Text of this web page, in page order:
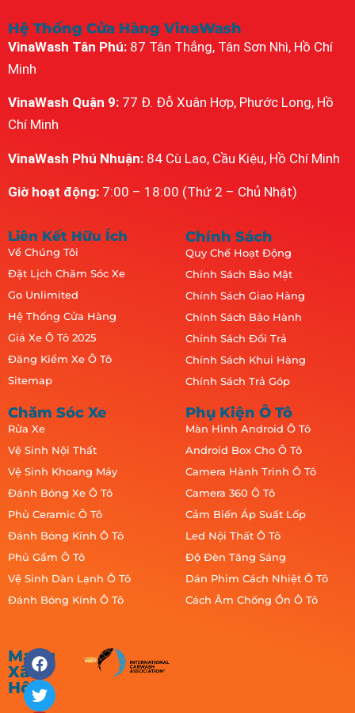
Hệ Thống Cửa Hàng VinaWash
VinaWash Tân Phú: 87 Tân Thắng, Tân Sơn Nhì, Hồ Chí
Minh
VinaWash Quận 9: 77 Đ. Đỗ Xuân Hợp, Phước Long, Hồ
Chí Minh
VinaWash Phú Nhuận: 84 Cù Lao, Cầu Kiệu, Hồ Chí Minh
Giờ hoạt động: 7:00 – 18:00 (Thứ 2 – Chủ Nhật)
Liên Kết Hữu Ích
Về Chúng Tôi
Đặt Lịch Chăm Sóc Xe
Go Unlimited
Hệ Thống Cửa Hàng
Giá Xe Ô Tô 2025
Đăng Kiểm Xe Ô Tô
Sitemap
Chính Sách
Quy Chế Hoạt Động
Chính Sách Bảo Mật
Chính Sách Giao Hàng
Chính Sách Bảo Hành
Chính Sách Đổi Trả
Chính Sách Khui Hàng
Chính Sách Trả Góp
Chăm Sóc Xe
Rửa Xe
Vệ Sinh Nội Thất
Vệ Sinh Khoang Máy
Đánh Bóng Xe Ô Tô
Phủ Ceramic Ô Tô
Đánh Bóng Kính Ô Tô
Phủ Gầm Ô Tô
Vệ Sinh Dàn Lạnh Ô Tô
Đánh Bóng Kính Ô Tô
Phụ Kiện Ô Tô
Màn Hình Android Ô Tô
Android Box Cho Ô Tô
Camera Hành Trình Ô Tô
Camera 360 Ô Tô
Cảm Biến Áp Suất Lốp
Led Nội Thất Ô Tô
Độ Đèn Tăng Sáng
Dán Phim Cách Nhiệt Ô Tô
Cách Âm Chống Ồn Ô Tô
Mạng
Xã
Hội